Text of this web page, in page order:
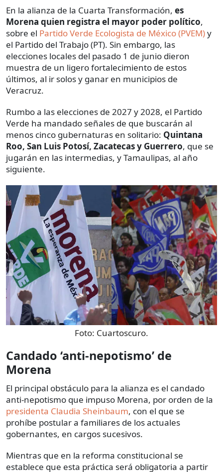
En la alianza de la Cuarta Transformación, es
Morena quien registra el mayor poder político,
sobre el Partido Verde Ecologista de México (PVEM)y
el Partido del Trabajo (PT). Sin embargo, las
elecciones locales del pasado 1 de junio dieron
muestra de un ligero fortalecimiento de estos
últimos, al ir solos y ganar en municipios de
Veracruz.
Rumbo a las elecciones de 2027 y 2028, el Partido
Verde ha mandado señales de que buscarán al
menos cinco gubernaturas en solitario: Quintana
Roo, San Luis Potosí, Zacatecas y Guerrero, que se
jugarán en las intermedias, y Tamaulipas, al año
siguiente.
Foto: Cuartoscuro.
Candado ‘anti-nepotismo’ de
Morena
El principal obstáculo para la alianza es el candado
anti-nepotismo que impuso Morena, por orden de la
presidenta Claudia Sheinbaum, con el que se
prohíbe postular a familiares de los actuales
gobernantes, en cargos sucesivos.
Mientras que en la reforma constitucional se
establece que esta práctica será obligatoria a partir